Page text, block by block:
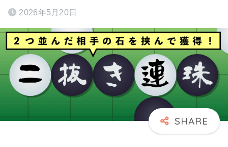
2026年5月20日